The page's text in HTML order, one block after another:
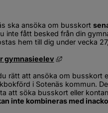
ska ansöka om busskort
inte fått besked från din
hem till dig under vecka
gymnasieelev
Länk till
rätt att ansöka om busskort
i Sotenäs kommun.
att söka busskort eller
inte kombineras med